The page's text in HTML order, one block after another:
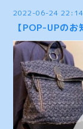
2022-06-24
【POP-UPの